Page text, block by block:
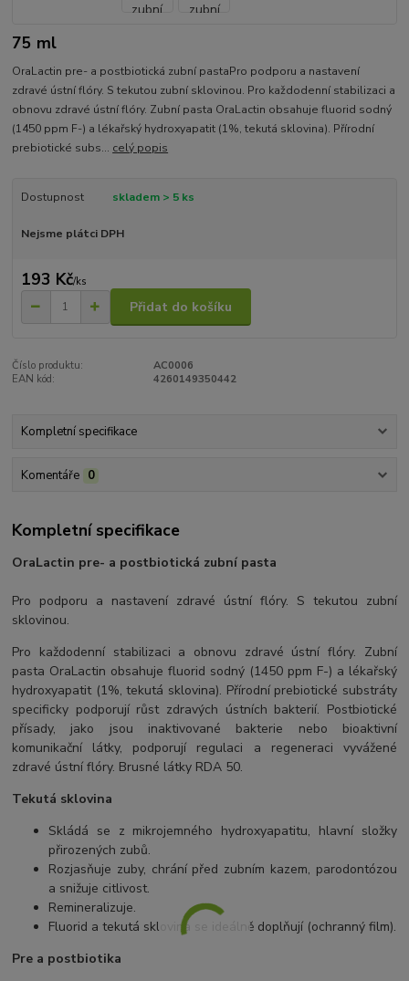
75 ml
OraLactin pre- a postbiotická zubní pastaPro podporu a nastavení
zdravé ústní flóry. S tekutou zubní sklovinou. Pro každodenní stabilizaci a
obnovu zdravé ústní flóry. Zubní pasta OraLactin obsahuje fluorid sodný
(1450 ppm F-) a lékařský hydroxyapatit (1%, tekutá sklovina). Přírodní
prebiotické subs... celý popis
Dostupnost skladem > 5 ks
Nejsme plátci DPH
193 Kč/ks
Přidat do košíku
Číslo produktu:
AC0006
EAN kód:
4260149350442
Kompletní specifikace
Komentáře 0
Kompletní specifikace
OraLactin pre- a postbiotická zubní pasta
Pro podporu a nastavení zdravé ústní flóry. S tekutou zubní
sklovinou.
Pro každodenní stabilizaci a obnovu zdravé ústní flóry. Zubní
pasta OraLactin obsahuje fluorid sodný (1450 ppm F-) a lékařský
hydroxyapatit (1%, tekutá sklovina). Přírodní prebiotické substráty
specificky podporují růst zdravých ústních bakterií. Postbiotické
přísady, jako jsou inaktivované bakterie nebo bioaktivní
komunikační látky, podporují regulaci a regeneraci vyvážené
zdravé ústní flóry. Brusné látky RDA 50.
Tekutá sklovina
Skládá se z mikrojemného hydroxyapatitu, hlavní složky
přirozených zubů.
Rozjasňuje zuby, chrání před zubním kazem, parodontózou
a snižuje citlivost.
Remineralizuje.
Fluorid a tekutá sklovina se ideálně doplňují (ochranný film).
Pre a postbiotika